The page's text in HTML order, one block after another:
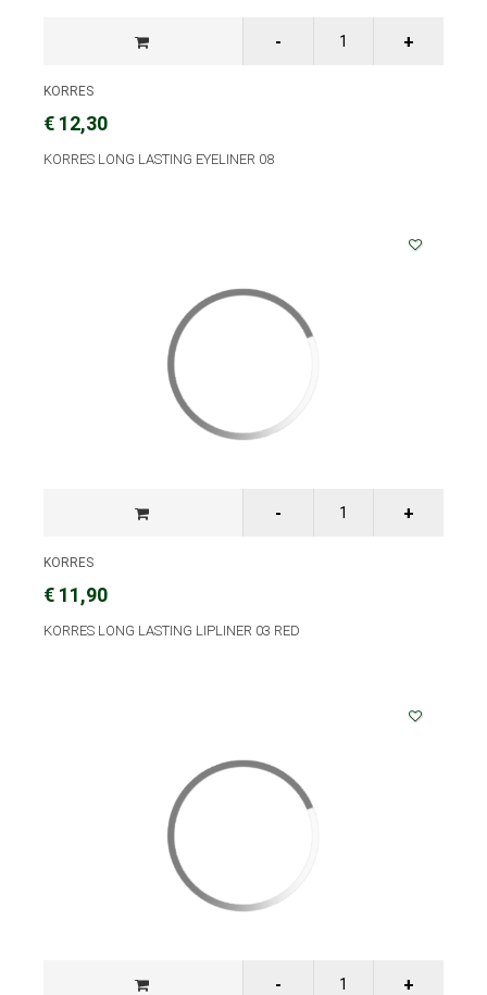
KORRES
€ 12,30
KORRES LONG LASTING EYELINER 08
KORRES
€ 11,90
KORRES LONG LASTING LIPLINER 03 RED